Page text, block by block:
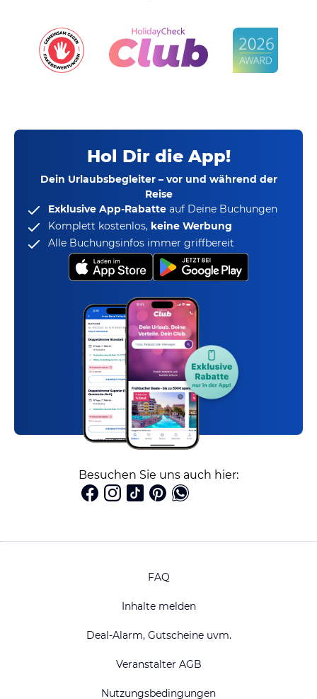
Hol Dir die App!
Dein Urlaubsbegleiter – vor und während der
Reise
Exklusive App-Rabatte auf Deine Buchungen
Komplett kostenlos, keine Werbung
Alle Buchungsinfos immer griffbereit
Besuchen Sie uns auch hier:
FAQ
Inhalte melden
Deal-Alarm, Gutscheine uvm.
Veranstalter AGB
Nutzungsbedingungen